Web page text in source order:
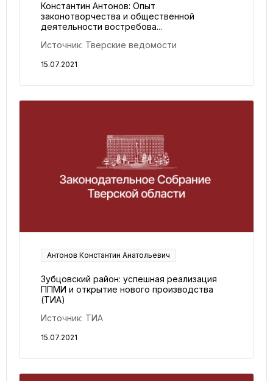
Константин Антонов: Опыт
законотворчества и общественной
деятельности востребова...
Источник: Тверские ведомости
15.07.2021
Антонов Константин Анатольевич
Зубцовский район: успешная реализация
ППМИ и открытие нового производства
(ТИА)
Источник: ТИА
15.07.2021